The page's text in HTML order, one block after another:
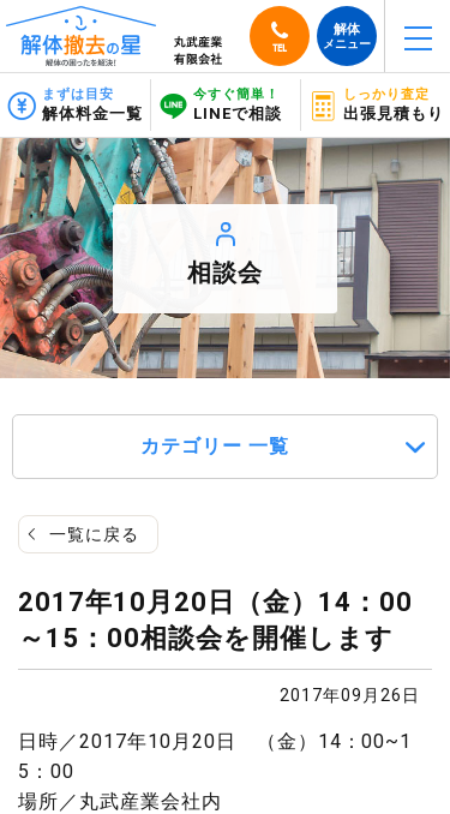
TEL
解体
メニュー
まずは目安
解体料金一覧
今すぐ簡単！
LINEで相談
しっかり査定
出張見積もり
相談会
カテゴリー 一覧
一覧に戻る
2017年10月20日（金）14：00
～15：00相談会を開催します
2017年09月26日
日時／2017年10月20日 （金）14：00~1
5：00
場所／丸武産業会社内